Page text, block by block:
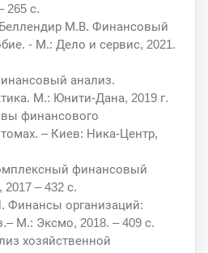
265 с.
М.В. Финансовый
- М.: Дело и сервис, 2021.
анализ.
М.: Юнити-Дана, 2019 г.
финансового
– Киев: Ника-Центр,
финансовый
– 432 с.
Финансы организаций:
М.: Эксмо, 2018. – 409 с.
хозяйственной